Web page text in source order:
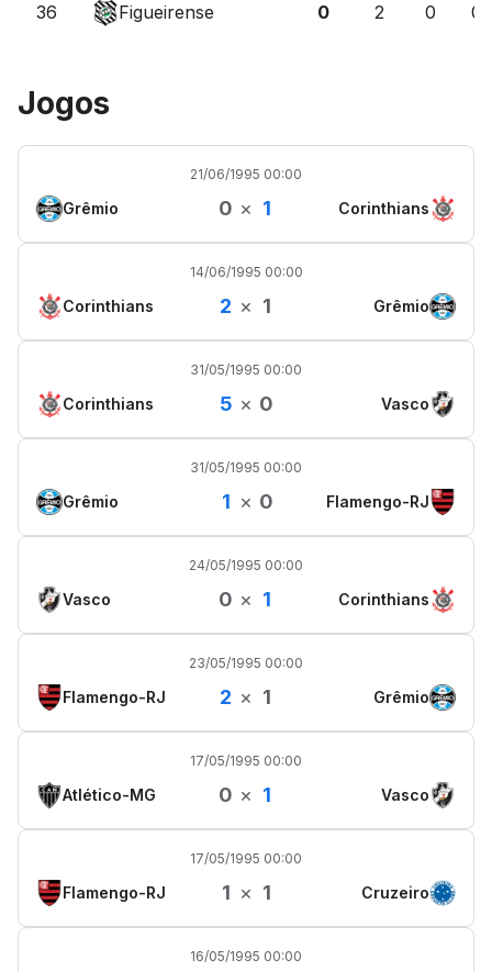
36 Figueirense 0 2 0 0
Jogos
21/06/1995 00:00
Grêmio 0 × 1 Corinthians
14/06/1995 00:00
Corinthians 2 × 1 Grêmio
31/05/1995 00:00
Corinthians 5 × 0 Vasco
31/05/1995 00:00
Grêmio 1 × 0 Flamengo-RJ
24/05/1995 00:00
Vasco 0 × 1 Corinthians
23/05/1995 00:00
Flamengo-RJ 2 × 1 Grêmio
17/05/1995 00:00
Atlético-MG 0 × 1 Vasco
17/05/1995 00:00
Flamengo-RJ 1 × 1 Cruzeiro
16/05/1995 00:00